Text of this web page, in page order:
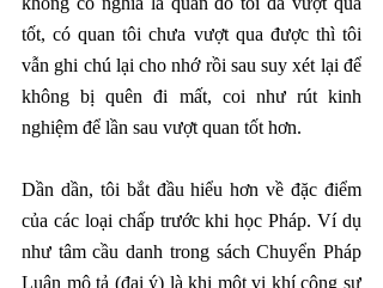
tốt, có quan tôi chưa vượt qua được thì tôi
vẫn ghi chú lại cho nhớ rồi sau suy xét lại để
không bị quên đi mất, coi như rút kinh
nghiệm để lần sau vượt quan tốt hơn.
Dần dần, tôi bắt đầu hiểu hơn về đặc điểm
của các loại chấp trước khi học Pháp. Ví dụ
như tâm cầu danh trong sách Chuyển Pháp
Luân mô tả (đại ý) là khi một vị khí công sư